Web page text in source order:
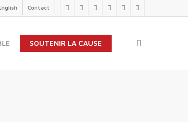
twitterfacebooklinkedinyoutubeinstagram
flickr
Contact
SOUTENIR LA CAUSE